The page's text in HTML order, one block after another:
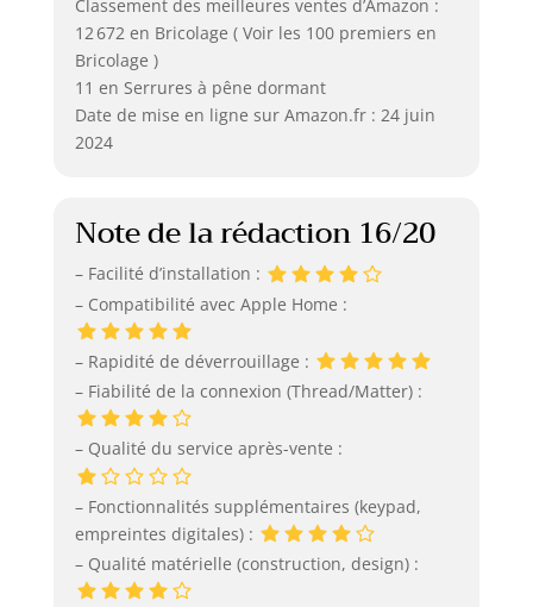
Classement des meilleures ventes d’Amazon :
12 672 en Bricolage ( Voir les 100 premiers en
Bricolage )
11 en Serrures à pêne dormant
Date de mise en ligne sur Amazon.fr : 24 juin
2024
Note de la rédaction 16/20
– Facilité d’installation :
– Compatibilité avec Apple Home :
– Rapidité de déverrouillage :
– Fiabilité de la connexion (Thread/Matter) :
– Qualité du service après-vente :
– Fonctionnalités supplémentaires (keypad,
empreintes digitales) :
– Qualité matérielle (construction, design) :